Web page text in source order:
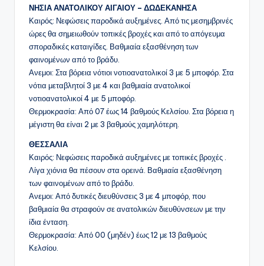
ΝΗΣΙΑ ΑΝΑΤΟΛΙΚΟΥ ΑΙΓΑΙΟΥ – ΔΩΔΕΚΑΝΗΣΑ
Καιρός: Νεφώσεις παροδικά αυξημένες. Από τις μεσημβρινές
ώρες θα σημειωθούν τοπικές βροχές και από το απόγευμα
σποραδικές καταιγίδες. Βαθμιαία εξασθένηση των
φαινομένων από το βράδυ.
Ανεμοι: Στα βόρεια νότιοι νοτιοανατολικοί 3 με 5 μποφόρ. Στα
νότια μεταβλητοί 3 με 4 και βαθμιαία ανατολικοί
νοτιοανατολικοί 4 με 5 μποφόρ.
Θερμοκρασία: Από 07 έως 14 βαθμούς Κελσίου. Στα βόρεια η
μέγιστη θα είναι 2 με 3 βαθμούς χαμηλότερη.
ΘΕΣΣΑΛΙΑ
Καιρός: Νεφώσεις παροδικά αυξημένες με τοπικές βροχές .
Λίγα χιόνια θα πέσουν στα ορεινά. Βαθμιαία εξασθένηση
των φαινομένων από το βράδυ.
Ανεμοι: Από δυτικές διευθύνσεις 3 με 4 μποφόρ, που
βαθμιαία θα στραφούν σε ανατολικών διευθύνσεων με την
ίδια ένταση.
Θερμοκρασία: Από 00 (μηδέν) έως 12 με 13 βαθμούς
Κελσίου.